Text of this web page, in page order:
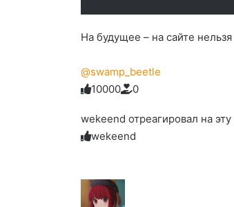
На будущее – на сайте
@swamp_beetle
Голосуйте
вверх.
1
Нажмите
реакцию:
улыбаюсь
0
Нажмите
реакцию:
до
0
Нажмите
реакцию:
печаль
0
Нажмите
реакцию:
плачу
0
Нажмите
благодарю
0
wekeend отреагировал на эту
wekeend